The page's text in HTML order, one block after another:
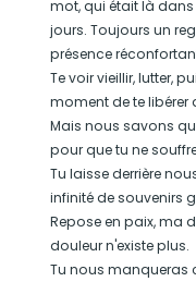
mot, qui était là
jours. Toujours un
présence
Te voir vieillir, lutter,
moment de te libérer
Mais nous savons
pour que tu ne
Tu laisse derrière
infinité de souvenirs
Repose en paix, ma
douleur n'existe plus.
Tu nous manqueras